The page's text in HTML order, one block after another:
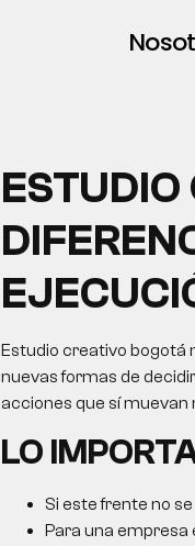
ESTUDIO
Estudio creativo bogotá
nuevas formas de
acciones que sí muevan
LO
Si este frente no
Para una empresa